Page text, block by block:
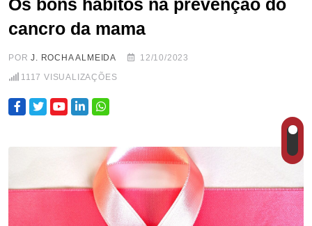
Os bons hábitos na prevenção do
cancro da mama
PORJ. ROCHA ALMEIDA
12/10/2023
1117 VISUALIZAÇÕES